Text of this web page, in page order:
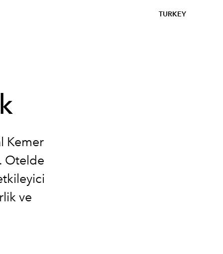
TURKEY
Kemer
Otelde
ve